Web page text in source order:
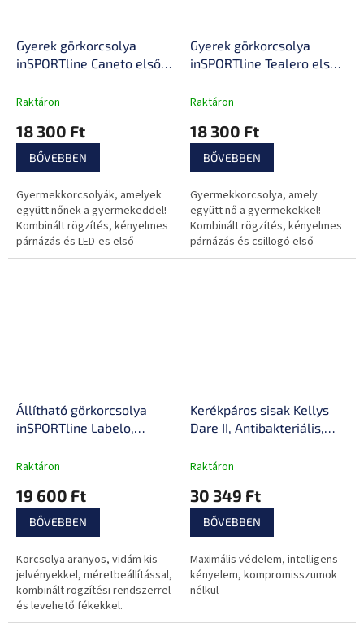
Gyerek görkorcsolya
inSPORTline Caneto első
csat, AdjusTouch, Safety
Raktáron
18 300 Ft
BŐVEBBEN
Gyermekkorcsolyák, amelyek
együtt nőnek a gyermekeddel!
Kombinált rögzítés, kényelmes
párnázás és LED-es első
kerekek.
Gyerek görkorcsolya
inSPORTline Tealero első
csat, AdjusTouch, Safety
Raktáron
18 300 Ft
BŐVEBBEN
Gyermekkorcsolya, amely
együtt nő a gyermekekkel!
Kombinált rögzítés, kényelmes
párnázás és csillogó első
kerekek.
Állítható görkorcsolya
inSPORTline Labelo,
Ankle technológia,
rendszer, állítható
vázméret, PU gumi
Raktáron
19 600 Ft
BŐVEBBEN
Korcsolya aranyos, vidám kis
jelvényekkel, méretbeállítással,
kombinált rögzítési rendszerrel
és levehető fékekkel.
Kerékpáros sisak Kellys
Dare II, Antibakteriális,
Trail sisak , Fidlock
napszemüveg tartó
Raktáron
30 349 Ft
BŐVEBBEN
Maximális védelem, intelligens
kényelem, kompromisszumok
nélkül